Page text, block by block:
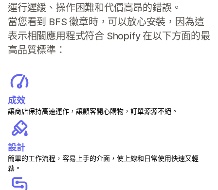
運行遲緩、操作困難和代價高昂的錯誤。
當您看到 BFS 徽章時，可以放心安裝，因為這
表示相關應用程式符合 Shopify 在以下方面的最
高品質標準：
成效
讓商店保持高速運作，讓顧客開心購物，訂單源源不絕。
設計
簡單的工作流程，容易上手的介面，使上線和日常使用快速又輕
鬆。